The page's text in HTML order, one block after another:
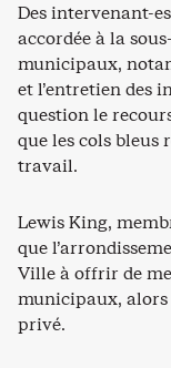
Des intervenant-
accordée à la
municipaux,
et l’entretien des
question le
que les cols bleus
travail.
Lewis King,
que
Ville à offrir de
municipaux, alors
privé.